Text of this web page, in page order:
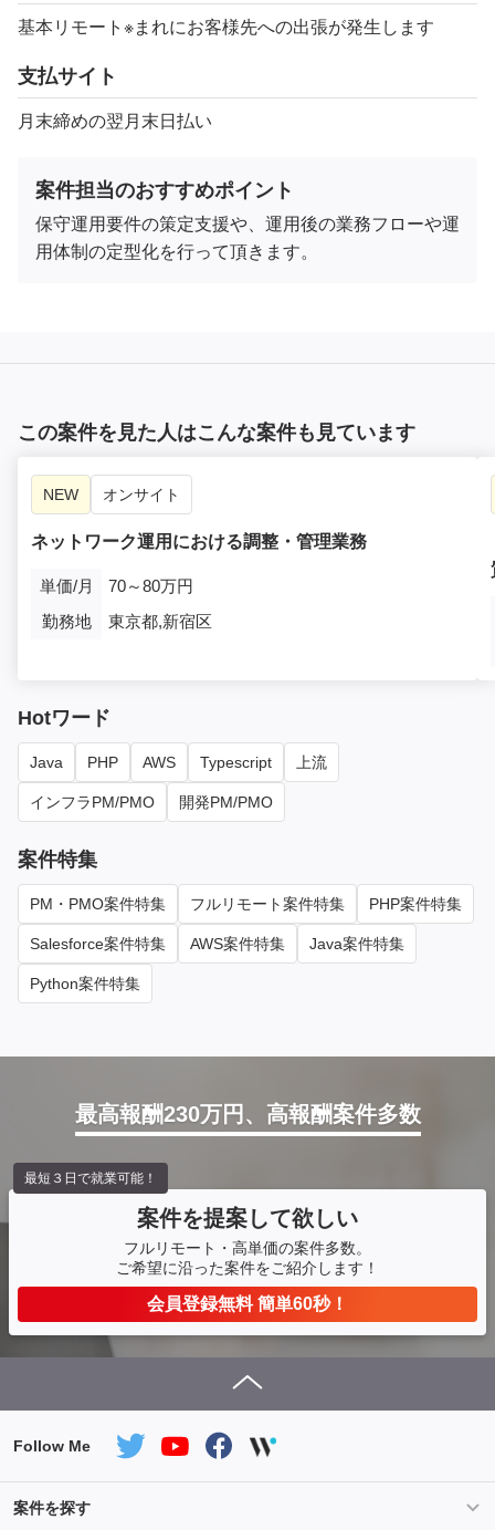
基本リモート※まれにお客様先への出張が発生します
支払サイト
月末締めの翌月末日払い
案件担当のおすすめポイント
保守運用要件の策定支援や、運用後の業務フローや運
用体制の定型化を行って頂きます。
この案件を見た人はこんな案件も見ています
NEW オンサイト
ネットワーク運用における調整・管理業務
単価/月
70～80万円
勤務地
東京都,新宿区
Hotワード
Java PHP AWS Typescript 上流
インフラPM/PMO 開発PM/PMO
案件特集
PM・PMO案件特集 フルリモート案件特集 PHP案件特集
Salesforce案件特集 AWS案件特集 Java案件特集
Python案件特集
最高報酬230万円、高報酬案件多数
案件を提案して欲しい
フルリモート・高単価の案件多数。
ご希望に沿った案件をご紹介します！
会員登録無料 簡単60秒！
最短３日で就業可能！
Follow Me
案件を探す